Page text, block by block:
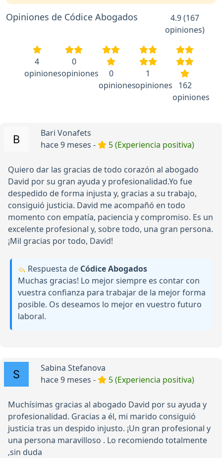
Opiniones de Códice Abogados
4.9 (167
opiniones)
4
opiniones
0
opiniones
0
opiniones
1
opiniones
162
opiniones
Bari Vonafets
hace 9 meses -
5 (Experiencia positiva)
Quiero dar las gracias de todo corazón al abogado
David por su gran ayuda y profesionalidad.Yo fue
despedido de forma injusta y, gracias a su trabajo,
consiguió justicia. David me acompañó en todo
momento con empatía, paciencia y compromiso. Es un
excelente profesional y, sobre todo, una gran persona.
¡Mil gracias por todo, David!
Respuesta de Códice Abogados
Muchas gracias! Lo mejor siempre es contar con
vuestra confianza para trabajar de la mejor forma
posible. Os deseamos lo mejor en vuestro futuro
laboral.
Sabina Stefanova
hace 9 meses -
5 (Experiencia positiva)
Muchísimas gracias al abogado David por su ayuda y
profesionalidad. Gracias a él, mi marido consiguió
justicia tras un despido injusto. ¡Un gran profesional y
una persona maravilloso . Lo recomiendo totalmente
,sin duda